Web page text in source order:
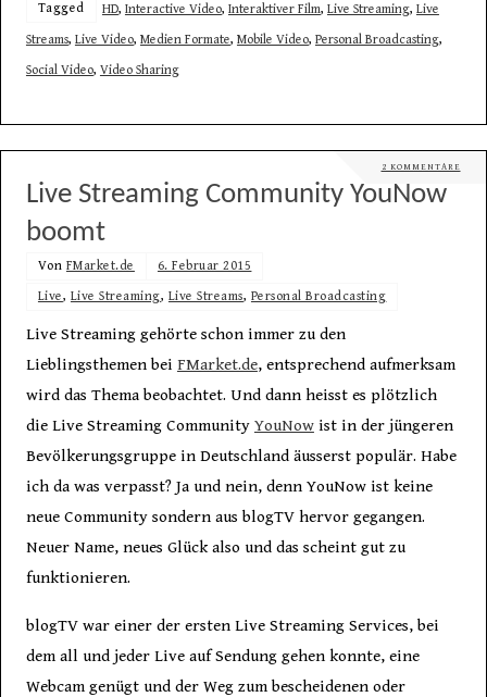
Tagged HD, Interactive Video, Interaktiver Film, Live Streaming, Live
Streams, Live Video, Medien Formate, Mobile Video, Personal Broadcasting,
Social Video, Video Sharing
2 KOMMENTARE
Live Streaming Community YouNow
boomt
Von FMarket.de 6. Februar 2015
Live, Live Streaming, Live Streams, Personal Broadcasting
Live Streaming gehörte schon immer zu den
Lieblingsthemen bei FMarket.de, entsprechend aufmerksam
wird das Thema beobachtet. Und dann heisst es plötzlich
die Live Streaming Community YouNowist in der jüngeren
Bevölkerungsgruppe in Deutschland äusserst populär. Habe
ich da was verpasst? Ja und nein, denn YouNow ist keine
neue Community sondern aus blogTV hervor gegangen.
Neuer Name, neues Glück also und das scheint gut zu
funktionieren.
blogTV war einer der ersten Live Streaming Services, bei
dem all und jeder Live auf Sendung gehen konnte, eine
Webcam genügt und der Weg zum bescheidenen oder